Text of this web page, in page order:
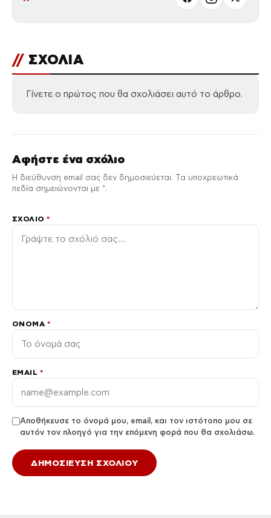
// ΣΧΟΛΙΑ
Γίνετε ο πρώτος που θα σχολιάσει αυτό το άρθρο.
Αφήστε ένα σχόλιο
Η διεύθυνση email σας δεν δημοσιεύεται. Τα υποχρεωτικά
πεδία σημειώνονται με *.
ΣΧΌΛΙΟ*
ΌΝΟΜΑ *
EMAIL *
Αποθήκευσε το όνομά μου, email, και τον ιστότοπο μου σε
αυτόν τον πλοηγό για την επόμενη φορά που θα σχολιάσω.